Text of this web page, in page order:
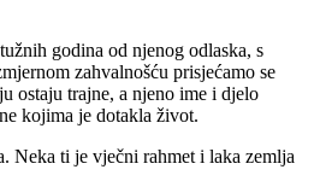
godina od njenog odlaska, s
zahvalnošću prisjećamo se
ostaju trajne, a njeno ime i djelo
kojima je dotakla život.
Neka ti je vječni rahmet i laka zemlja